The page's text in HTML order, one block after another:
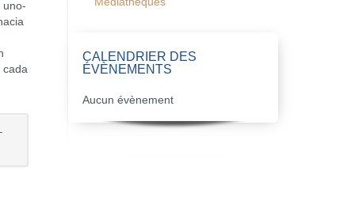
uno-
cada
CALENDRIER DES
ÉVÈNEMENTS
Aucun évènement